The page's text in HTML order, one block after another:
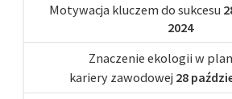
Motywacja kluczem do sukcesu
2024
Znaczenie ekologii w
kariery zawodowej 28